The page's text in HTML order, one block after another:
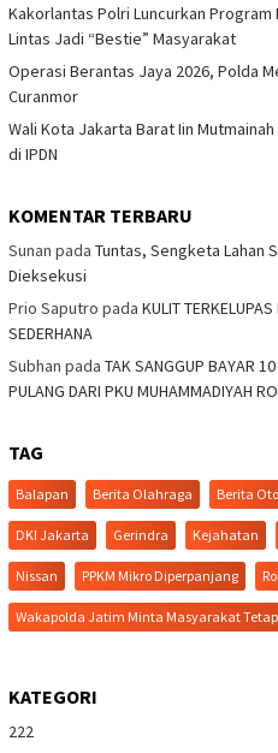
Kakorlantas Polri Luncurkan Program
Lintas Jadi “Bestie” Masyarakat
Operasi Berantas Jaya 2026, Polda
Curanmor
Wali Kota Jakarta Barat Iin
di IPDN
KOMENTAR TERBARU
Sunan pada Tuntas, Sengketa Lahan
Dieksekusi
Prio Saputro pada KULIT
SEDERHANA
Subhan pada TAK SANGGUP BAYAR
PULANG DARI PKU MUHAMMADIYAH
TAG
Balapan Berita Olahraga Berita
DKI Jakarta Gerindra Kejahatan
Nissan PPKM Mikro Diperpanjang
Wakapolda Jatim Minta Masyarakat Tetap
KATEGORI
222